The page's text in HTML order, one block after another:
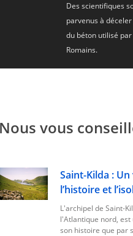
Des scientifiques
parvenus à
du béton utilisé par
Romains.
Nous vous
Saint-Kilda :
l’histoire et
L'archipel de Saint-
l'Atlantique nord,
son histoire que par